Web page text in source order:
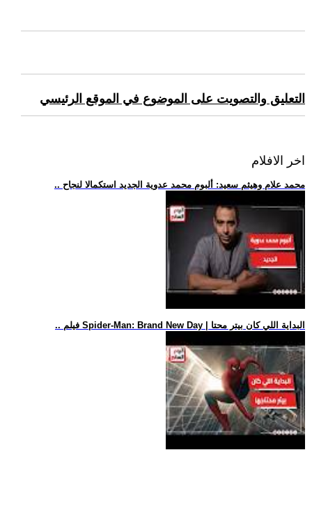
التعليق والتصويت على الموضوع في الموقع الرئيسي
اخر الافلام
.. محمد علام وهيثم سعيد: ألبوم محمد عدوية الجديد استكمالا لنجاح
.. فيلم Spider-Man: Brand New Day | البداية اللي كان بيتر محتا